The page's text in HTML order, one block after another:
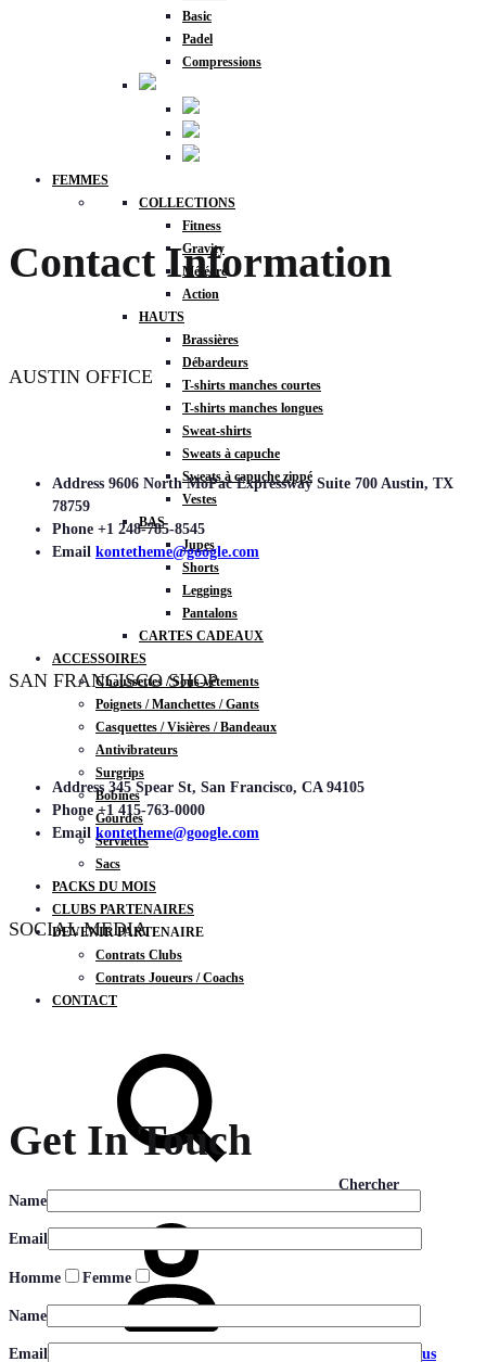
Basic
Padel
Compressions
FEMMES
COLLECTIONS
Fitness
Gravity
Météore
Action
HAUTS
Brassières
Débardeurs
T-shirts manches courtes
T-shirts manches longues
Sweat-shirts
Sweats à capuche
Sweats à capuche zippé
Vestes
BAS
Jupes
Shorts
Leggings
Pantalons
CARTES CADEAUX
ACCESSOIRES
Chaussettes / Sous-vêtements
Poignets / Manchettes / Gants
Casquettes / Visières / Bandeaux
Antivibrateurs
Surgrips
Bobines
Gourdes
Serviettes
Sacs
PACKS DU MOIS
CLUBS PARTENAIRES
DEVENIR PARTENAIRE
Contrats Clubs
Contrats Joueurs / Coachs
CONTACT
Chercher
Connectez-vous
Contact Information
AUSTIN OFFICE
Address 9606 North MoPac Expressway Suite 700 Austin, TX
78759
Phone +1 248-785-8545
Email kontetheme@google.com
SAN FRANCISCO SHOP
Address 345 Spear St, San Francisco, CA 94105
Phone +1 415-763-0000
Email kontetheme@google.com
SOCIAL MEDIA
Get In Touch
Name
Email
Homme Femme
Name
Email